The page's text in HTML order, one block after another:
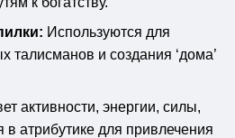
Используются для
талисманов и создания ‘дома’
активности, энергии, силы,
в атрибутике для привлечения